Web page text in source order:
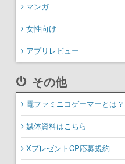
マンガ
女性向け
アプリレビュー
その他
電ファミニコゲーマーとは？
媒体資料はこちら
XプレゼントCP応募規約